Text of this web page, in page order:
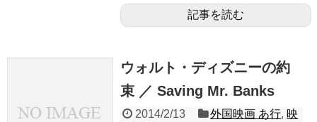
記事を読む
ウォルト・ディズニーの約
束 ／ Saving Mr. Banks
2014/2/13 外国映画 あ行, 映